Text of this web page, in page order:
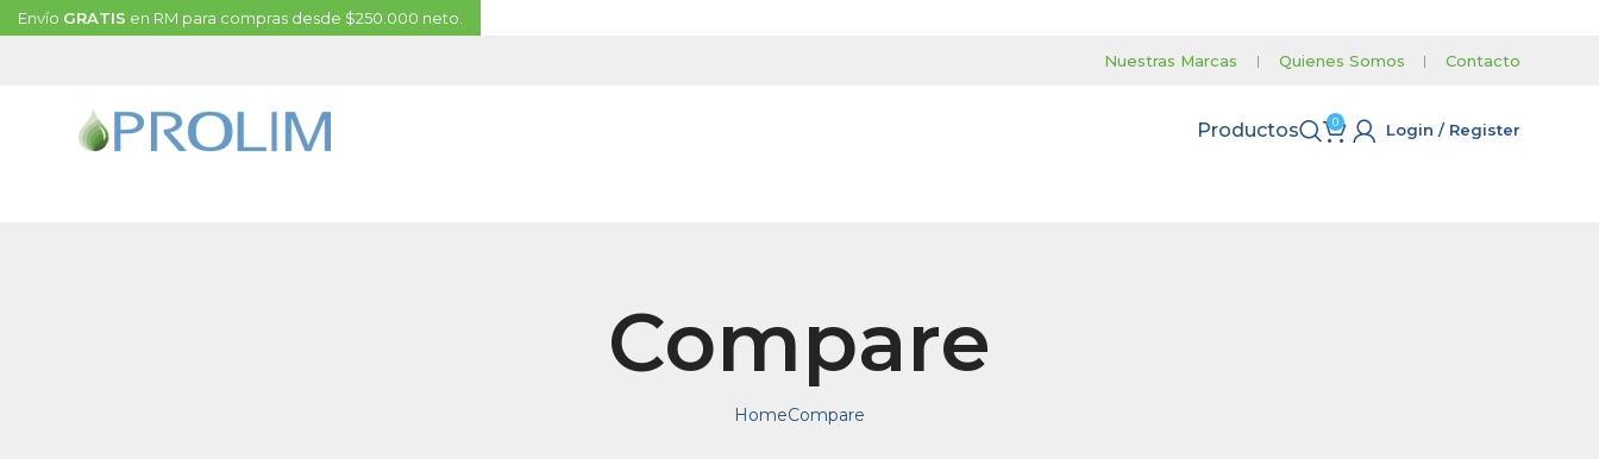
Nuestras Marcas | Quienes Somos | Contacto
Productos 0 Login / Register
Compare
HomeCompare
Envío GRATIS en RM para compras desde $250.000 neto.